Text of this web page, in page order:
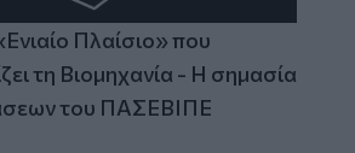
Πλαίσιο» που
τη Βιομηχανία - Η σημασία
του ΠΑΣΕΒΙΠΕ